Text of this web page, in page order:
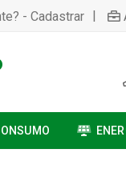
- Cadastrar |